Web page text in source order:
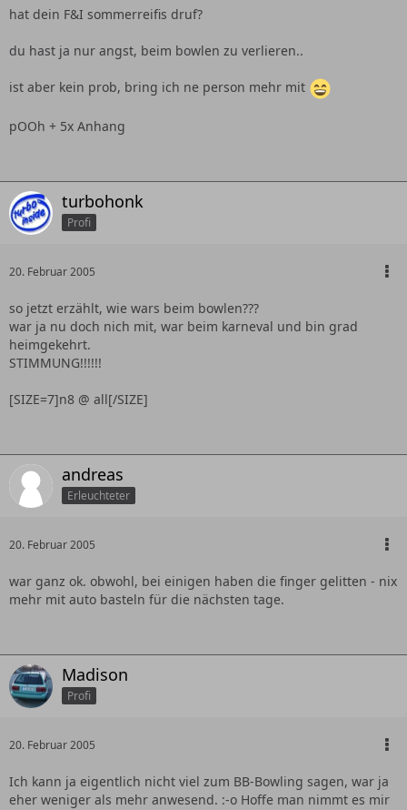
hat dein F&I sommerreifis druf?
du hast ja nur angst, beim bowlen zu verlieren..
ist aber kein prob, bring ich ne person mehr mit
pOOh + 5x Anhang
turbohonk
Profi
20. Februar 2005
so jetzt erzählt, wie wars beim bowlen???
war ja nu doch nich mit, war beim karneval und bin grad
heimgekehrt.
STIMMUNG!!!!!!
[SIZE=7]n8 @ all[/SIZE]
andreas
Erleuchteter
20. Februar 2005
war ganz ok. obwohl, bei einigen haben die finger gelitten - nix
mehr mit auto basteln für die nächsten tage.
Madison
Profi
20. Februar 2005
Ich kann ja eigentlich nicht viel zum BB-Bowling sagen, war ja
eher weniger als mehr anwesend. :-o Hoffe man nimmt es mir